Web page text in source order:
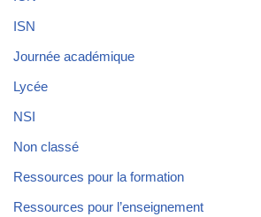
ISN
Journée académique
Lycée
NSI
Non classé
Ressources pour la formation
Ressources pour l’enseignement